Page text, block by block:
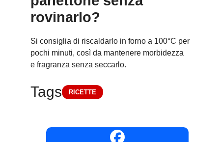
rovinarlo?
Si consiglia di riscaldarlo in forno a 100°C per
pochi minuti, così da mantenere morbidezza
e fragranza senza seccarlo.
Tags RICETTE